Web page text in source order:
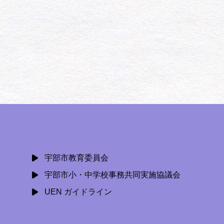
宇部市教育委員会
宇部市小・中学校事務共同実施協議会
UEN ガイドライン